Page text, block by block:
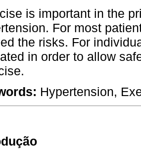
is important in the
For most
the risks. For
in order to allow
Hypertension,